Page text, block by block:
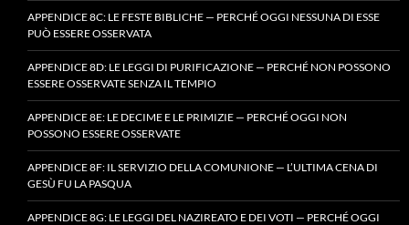
APPENDICE 8C: LE FESTE BIBLICHE — PERCHÉ OGGI NESSUNA DI ESSE
PUÒ ESSERE OSSERVATA
APPENDICE 8D: LE LEGGI DI PURIFICAZIONE — PERCHÉ NON POSSONO
ESSERE OSSERVATE SENZA IL TEMPIO
APPENDICE 8E: LE DECIME E LE PRIMIZIE — PERCHÉ OGGI NON
POSSONO ESSERE OSSERVATE
APPENDICE 8F: IL SERVIZIO DELLA COMUNIONE — L’ULTIMA CENA DI
GESÙ FU LA PASQUA
APPENDICE 8G: LE LEGGI DEL NAZIREATO E DEI VOTI — PERCHÉ OGGI